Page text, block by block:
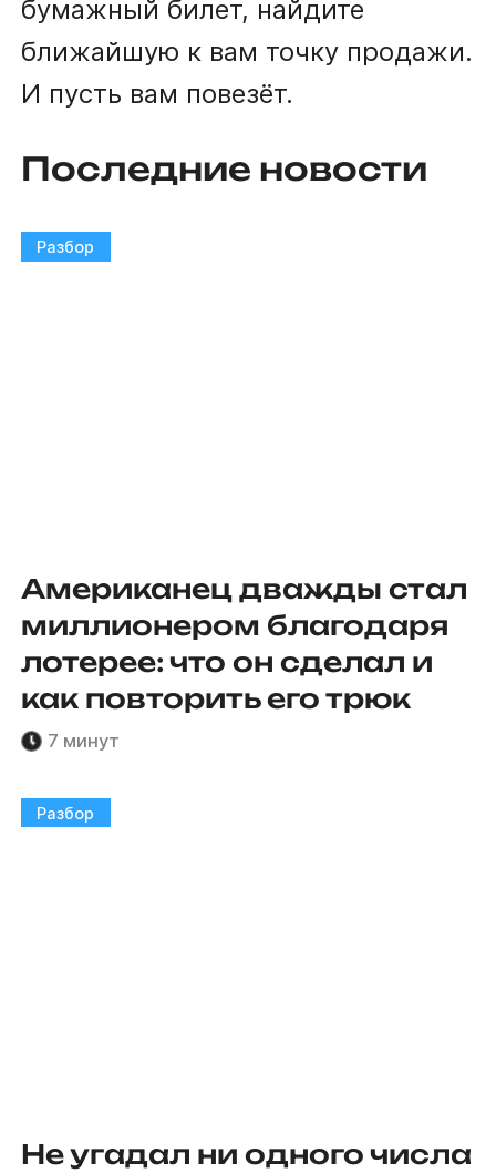
бумажный билет, найдите
ближайшую к вам точку продажи.
И пусть вам повезёт.
Последние новости
Разбор
Американец дважды стал
миллионером благодаря
лотерее: что он сделал и
как повторить его трюк
7 минут
Разбор
Не угадал ни одного числа